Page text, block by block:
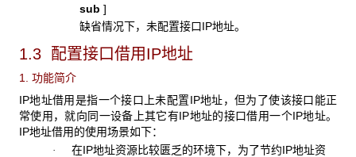
sub ]
缺省情况下，未配置接口IP地址。
1.3 配置接口借用IP地址
1. 功能简介
IP地址借用是指一个接口上未配置IP地址，但为了使该接口能正
常使用，就向同一设备上其它有IP地址的接口借用一个IP地址。
IP地址借用的使用场景如下：
· 在IP地址资源比较匮乏的环境下，为了节约IP地址资